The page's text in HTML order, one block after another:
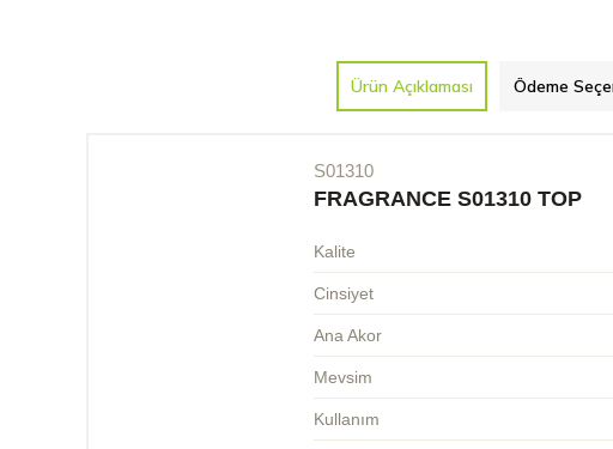
Ürün Açıklaması Ödeme
S01310
FRAGRANCE S01310 TOP
Kalite
Cinsiyet
Ana Akor
Mevsim
Kullanım